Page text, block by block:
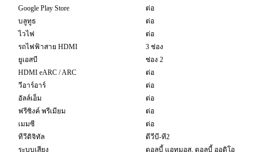
Google Play Store
ต่อ
บลูทูธ
ต่อ
ไวไฟ
ต่อ
รถไฟฟ้าสาย HDMI
3 ช่อง
ยูเอสบี
ช่อง 2
HDMI eARC / ARC
ต่อ
วีอาร์อาร์
ต่อ
อัลล์เอ็ม
ต่อ
ฟรีซิงค์ พรีเมียม
ต่อ
เมมซี
ต่อ
ทีวีดิจิทัล
ดีวีบี-ที2
ระบบเสียง
ดอลบี้ แอทมอส, ดอลบี้ ออดิโอ